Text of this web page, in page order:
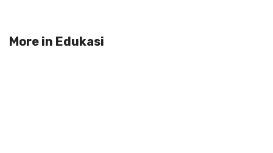
More in Edukasi